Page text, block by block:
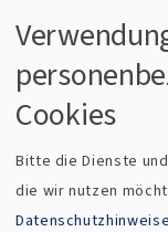
Cookies
Bitte die Dienste
die wir nutzen
Datenschutzhinweise